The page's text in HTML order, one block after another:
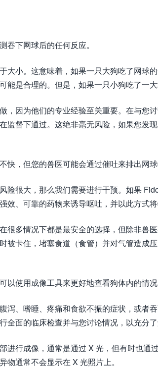
吞下网球后的任何反应。
大小。这意味着，如果一只大狗吃了网球
能是合理的。但是，如果一只小狗吃了一大
，因为他们的专业经验至关重要。在与您
监督下通过。这绝非毫无风险，如果您发
快，但您的兽医可能会通过催吐来排出网球
险很大，那么我们需要进行干预。如果
效、可靠的药物来诱导呕吐，并以此方式将
很多情况下都是最安全的选择，但除非兽
被卡住，堵塞食道（食管）并对气管造成压
以使用成像工具来更好地查看狗体内的情况
泻、嗜睡、疼痛和食欲不振的症状，或者
全面的临床检查并与您讨论情况，以充分了
进行成像，通常是通过 X 光，但有时也通
物通常不会显示在 X 光照片上。